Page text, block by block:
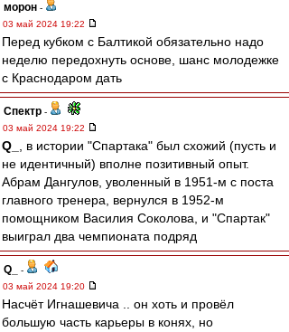
морон -
03 май 2024 19:22
Перед кубком с Балтикой обязательно надо
неделю передохнуть основе, шанс молодежке
с Краснодаром дать
Спектр -
03 май 2024 19:22
Q_
, в истории "Спартака" был схожий (пусть и
не идентичный) вполне позитивный опыт.
Абрам Дангулов, уволенный в 1951-м с поста
главного тренера, вернулся в 1952-м
помощником Василия Соколова, и "Спартак"
выиграл два чемпионата подряд
Q_
-
03 май 2024 19:20
Насчёт Игнашевича .. он хоть и провёл
большую часть карьеры в конях, но